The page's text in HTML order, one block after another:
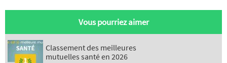
Vous pourriez aimer
Classement des meilleures
mutuelles santé en 2026